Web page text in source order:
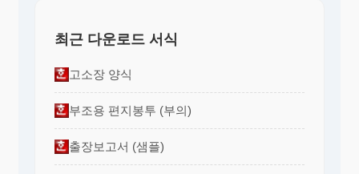
최근 다운로드 서식
고소장 양식
부조용 편지봉투 (부의)
출장보고서 (샘플)